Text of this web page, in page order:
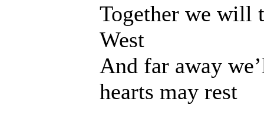
Together we will
West
And far away
hearts may rest